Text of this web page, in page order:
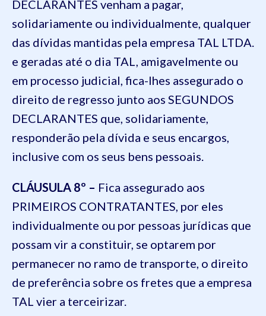
DECLARANTES venham a pagar,
solidariamente ou individualmente, qualquer
das dívidas mantidas pela empresa TAL LTDA.
e geradas até o dia TAL, amigavelmente ou
em processo judicial, fica-lhes assegurado o
direito de regresso junto aos SEGUNDOS
DECLARANTES que, solidariamente,
responderão pela dívida e seus encargos,
inclusive com os seus bens pessoais.
CLÁUSULA 8º – Fica assegurado aos
PRIMEIROS CONTRATANTES, por eles
individualmente ou por pessoas jurídicas que
possam vir a constituir, se optarem por
permanecer no ramo de transporte, o direito
de preferência sobre os fretes que a empresa
TAL vier a terceirizar.